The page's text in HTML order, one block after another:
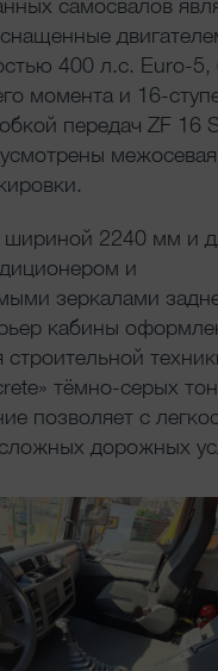
400 л.с. Euro-5,
момента и 16-
передач ZF 16
шириной 2240 мм и
и
зеркалами
кабины
тёмно-серых
позволяет с
дорожных